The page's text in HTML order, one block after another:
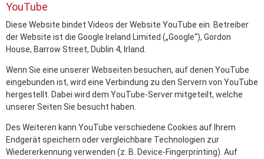
YouTube
Diese Website bindet Videos der Website YouTube ein. Betreiber
der Website ist die Google Ireland Limited („Google“), Gordon
House, Barrow Street, Dublin 4, Irland.
Wenn Sie eine unserer Webseiten besuchen, auf denen YouTube
eingebunden ist, wird eine Verbindung zu den Servern von YouTube
hergestellt. Dabei wird dem YouTube-Server mitgeteilt, welche
unserer Seiten Sie besucht haben.
Des Weiteren kann YouTube verschiedene Cookies auf Ihrem
Endgerät speichern oder vergleichbare Technologien zur
Wiedererkennung verwenden (z. B. Device-Fingerprinting). Auf